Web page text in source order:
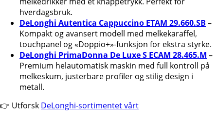
hverdagsbruk.
DeLonghi Autentica Cappuccino ETAM 29.660.SB –
Kompakt og avansert modell med melkekaraffel,
touchpanel og «Doppio+»-funksjon for ekstra styrke.
DeLonghi PrimaDonna De Luxe S ECAM 28.465.M –
Premium helautomatisk maskin med full kontroll på
melkeskum, justerbare profiler og stilig design i
metall.
👉 Utforsk DeLonghi-sortimentet vårt